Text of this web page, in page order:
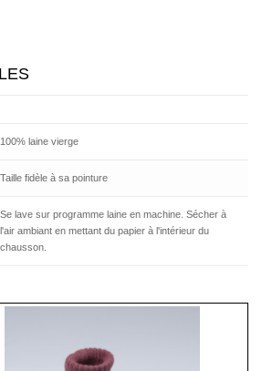
100% laine vierge
Taille fidèle à sa pointure
Se lave sur programme laine en machine. Sécher à
l'air ambiant en mettant du papier à l'intérieur du
chausson.